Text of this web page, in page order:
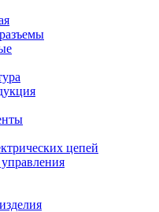
цепей